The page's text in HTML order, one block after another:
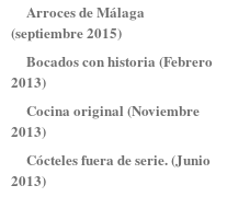
Arroces de Málaga
(septiembre 2015)
Bocados con historia (Febrero
2013)
Cocina original (Noviembre
2013)
Cócteles fuera de serie. (Junio
2013)